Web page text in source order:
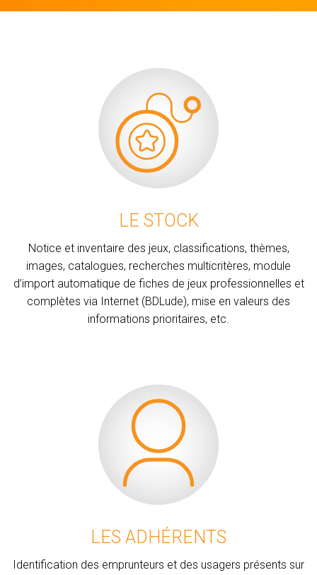
LE STOCK
Notice et inventaire des jeux, classifications, thèmes,
images, catalogues, recherches multicritères, module
d’import automatique de fiches de jeux professionnelles et
complètes via Internet (BDLude), mise en valeurs des
informations prioritaires, etc.
LES ADHÉRENTS
Identification des emprunteurs et des usagers présents sur